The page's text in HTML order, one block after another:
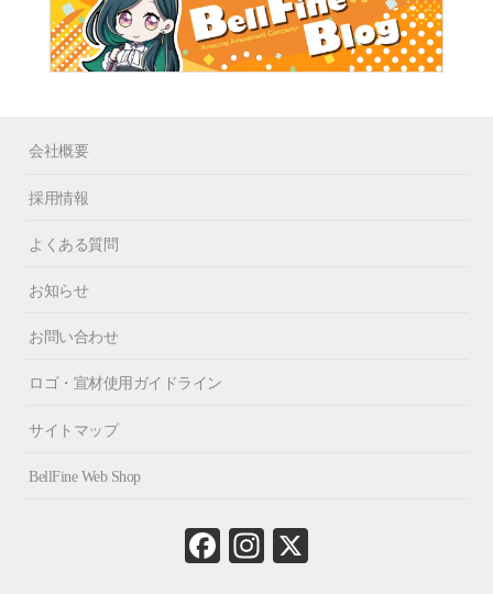
会社概要
採用情報
よくある質問
お知らせ
お問い合わせ
ロゴ・宣材使用ガイドライン
サイトマップ
BellFine Web Shop
Fa
ce
In
st